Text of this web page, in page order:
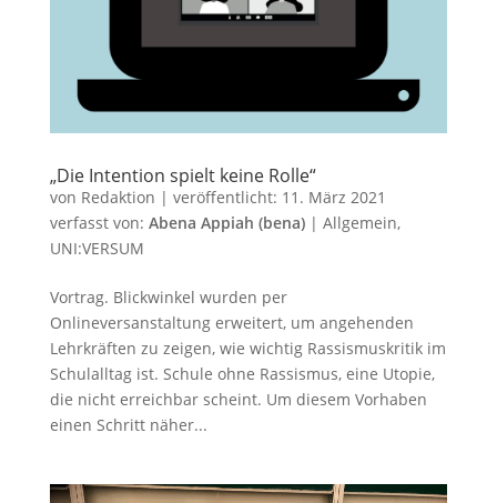
„Die Intention spielt keine Rolle“
von Redaktion | veröffentlicht: 11. März 2021
verfasst von: Abena Appiah (bena)| Allgemein,
UNI:VERSUM
Vortrag. Blickwinkel wurden per
Onlineversanstaltung erweitert, um angehenden
Lehrkräften zu zeigen, wie wichtig Rassismuskritik im
Schulalltag ist. Schule ohne Rassismus, eine Utopie,
die nicht erreichbar scheint. Um diesem Vorhaben
einen Schritt näher...